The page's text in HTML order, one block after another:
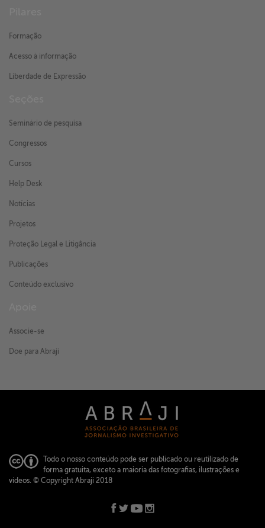
Formação
Acesso à informação
Liberdade de Expressão
Seminário de pesquisa
Congressos
Cursos
Help Desk
Notícias
Projetos
Proteção Legal e Litigância
Publicações
Conteúdo exclusivo
Associe-se
Doe para Abraji
Todo o nosso conteúdo pode ser publicado ou reutilizado de
forma gratuita, exceto a maioria das fotografias, ilustrações e
vídeos. © Copyright Abraji 2018